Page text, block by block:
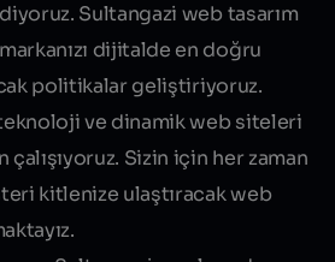
Sultangazi web tasarım
dijitalde en doğru
politikalar geliştiriyoruz.
ve dinamik web siteleri
çalışıyoruz. Sizin için her zaman
kitlenize ulaştıracak web